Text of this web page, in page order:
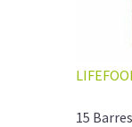
15